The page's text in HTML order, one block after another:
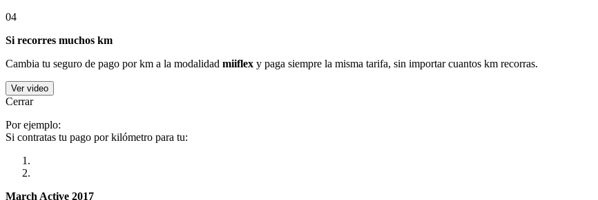
04
Si recorres muchos km
Cambia tu seguro de pago por km a la modalidad miiflex y paga siempre la misma tarifa, sin importar cuantos km recorras.
Ver video
Cerrar
Por ejemplo:
Si contratas tu pago por kilómetro para tu:
March Active 2017